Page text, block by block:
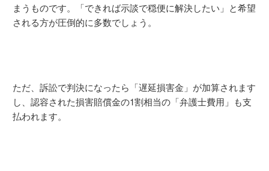
まうものです。「できれば示談で穏便に解決したい」と希望
される方が圧倒的に多数でしょう。
ただ、訴訟で判決になったら「遅延損害金」が加算されます
し、認容された損害賠償金の1割相当の「弁護士費用」も支
払われます。